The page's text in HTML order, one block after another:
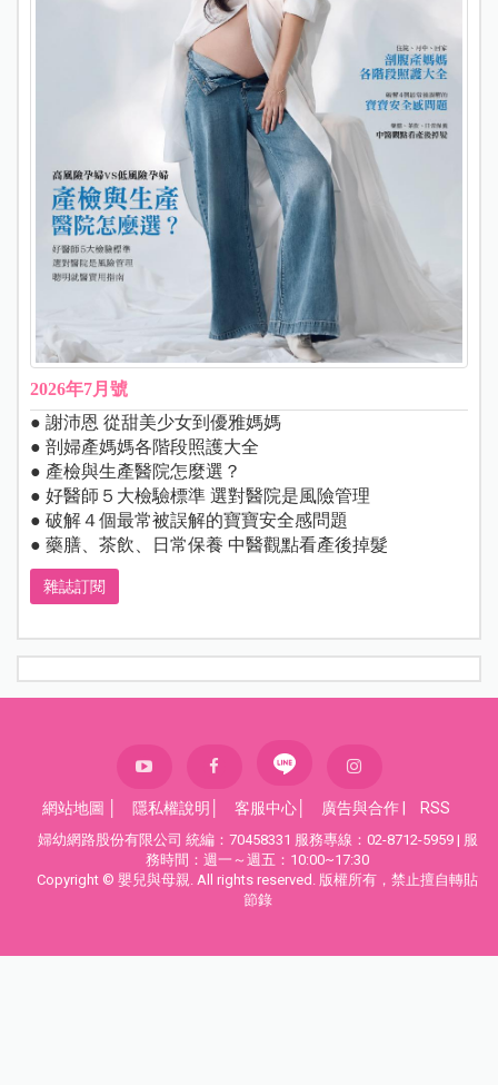
2026年7月號
● 謝沛恩 從甜美少女到優雅媽媽
● 剖婦產媽媽各階段照護大全
● 產檢與生產醫院怎麼選？
● 好醫師５大檢驗標準 選對醫院是風險管理
● 破解４個最常被誤解的寶寶安全感問題
● 藥膳、茶飲、日常保養 中醫觀點看產後掉髮
雜誌訂閱
網站地圖 隱私權說明 客服中心 廣告與合作 RSS
婦幼網路股份有限公司 統編：70458331 服務專線：02-8712-5959 | 服
務時間：週一～週五：10:00~17:30
Copyright © 嬰兒與母親. All rights reserved. 版權所有，禁止擅自轉貼
節錄